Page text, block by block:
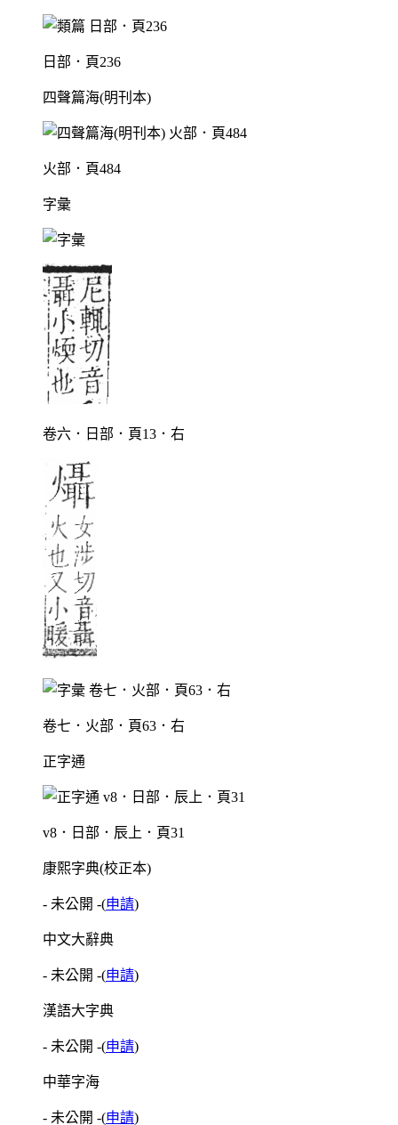
日部．頁236
四聲篇海(明刊本)
火部．頁484
字彙
卷六．日部．頁13．右
卷七．火部．頁63．右
正字通
v8．日部．辰上．頁31
康熙字典(校正本)
- 未公開 -(申請)
中文大辭典
- 未公開 -(申請)
漢語大字典
- 未公開 -(申請)
中華字海
- 未公開 -(申請)